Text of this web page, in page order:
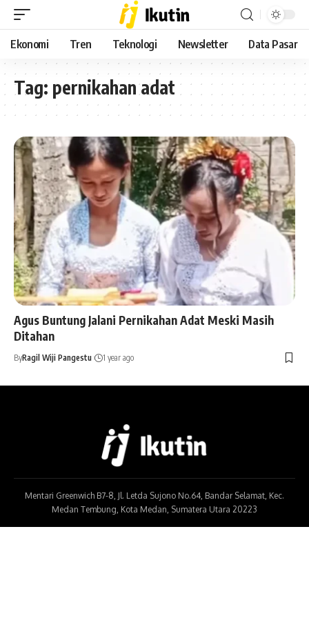
Ekonomi Tren Teknologi Newsletter Data Pasar
Tag: pernikahan adat
Agus Buntung Jalani Pernikahan Adat Meski Masih
Ditahan
ByRagil Wiji Pangestu 1 year ago
Mentari Greenwich B7-8, Jl. Letda Sujono No.64, Bandar Selamat, Kec.
Medan Tembung, Kota Medan, Sumatera Utara 20223